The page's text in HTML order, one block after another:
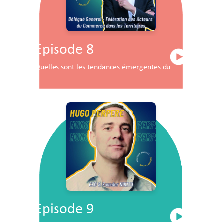
Episode 8
Quelles sont les tendances émergentes du commerce en
Episode 9